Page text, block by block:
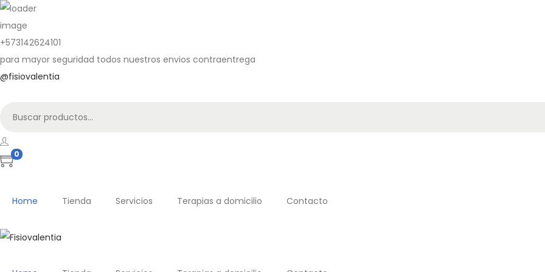
+573142624101
para mayor seguridad todos nuestros envios contraentrega
@fisiovalentia
s
q
a
0
Home Tienda Servicios Terapias a domicilio Contacto